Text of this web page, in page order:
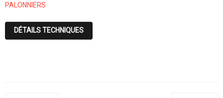
PALONNIERS
DÉTAILS TECHNIQUES